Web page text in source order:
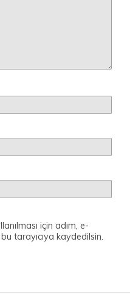
için adım, e-
tarayıcıya kaydedilsin.